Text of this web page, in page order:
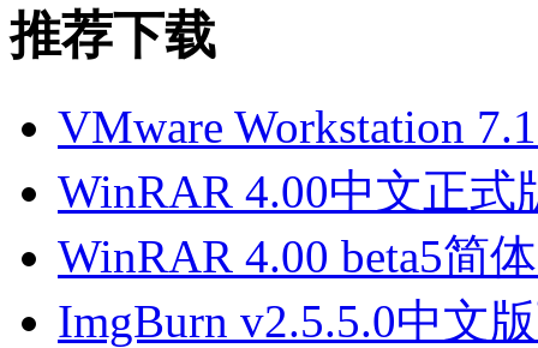
推荐下载
VMware Workstation
WinRAR 4.00中文正式
WinRAR 4.00 beta5简
ImgBurn v2.5.5.0中文